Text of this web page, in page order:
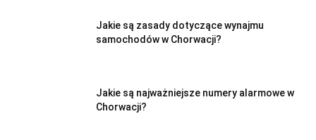
Jakie są zasady dotyczące wynajmu
samochodów w Chorwacji?
Jakie są najważniejsze numery alarmowe w
Chorwacji?